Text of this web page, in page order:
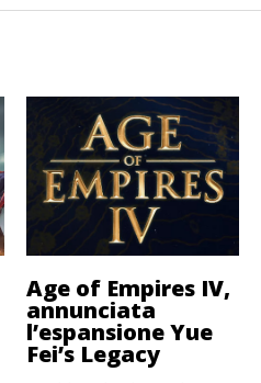
Age of Empires IV,
annunciata
l’espansione Yue
Fei’s Legacy